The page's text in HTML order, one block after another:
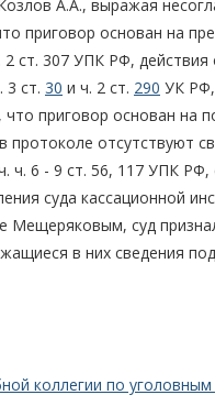
А.А., выражая
приговор основан на
ст. 307 УПК РФ,
3 ст. 30 и ч. 2 ст. 290 УК РФ,
приговор основан на
протоколе отсутствуют
ч. 6 - 9 ст. 56, 117 УПК РФ,
суда кассационной
Мещеряковым, суд
в них сведения
коллегии по